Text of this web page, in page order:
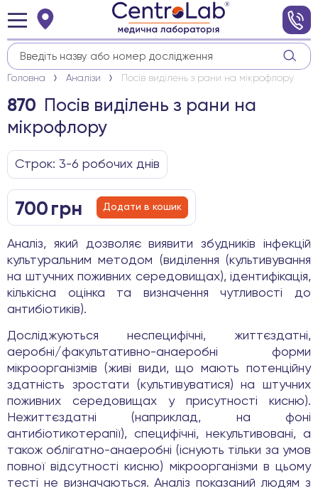
Головна Аналізи Посів виділень з рани на мікрофлору
870
Посів виділень з рани на
мікрофлору
Строк: 3-6 робочих днів
700 грн Додати в кошик
Аналіз, який дозволяє виявити збудників інфекцій
культуральним методом (виділення (культивування
на штучних поживних середовищах), ідентифікація,
кількісна оцінка та визначення чутливості до
антибіотиків).
Досліджуються неспецифічні, життєздатні,
аеробні/факультативно-анаеробні форми
мікроорганізмів (живі види, що мають потенційну
здатність зростати (культивуватися) на штучних
поживних середовищах у присутності кисню).
Нежиттєздатні (наприклад, на фоні
антибіотикотерапії), специфічні, некультивовані, а
також облігатно-анаеробні (існують тільки за умов
повної відсутності кисню) мікроорганізми в цьому
тесті не визначаються. Аналіз показаний людям з